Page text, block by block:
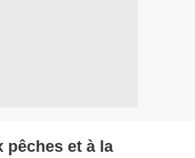
pêches et à la